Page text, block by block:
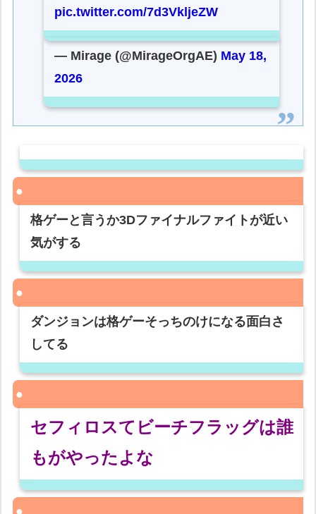
pic.twitter.com/7d3VkljeZW
— Mirage (@MirageOrgAE) May 18,
2026
格ゲーと言うか3Dファイナルファイトが近い
気がする
ダンジョンは格ゲーそっちのけになる面白さ
してる
セフィロスてビーチフラッグは誰
もがやったよな